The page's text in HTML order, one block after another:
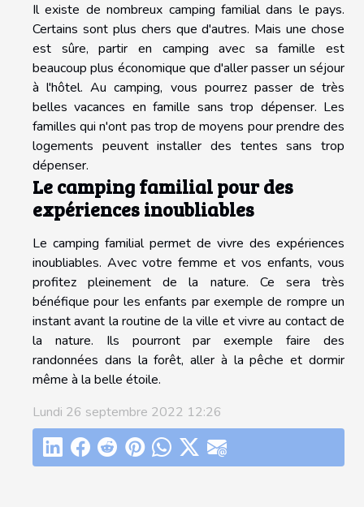
Il existe de nombreux camping familial dans le pays.
Certains sont plus chers que d'autres. Mais une chose
est sûre, partir en camping avec sa famille est
beaucoup plus économique que d'aller passer un séjour
à l'hôtel. Au camping, vous pourrez passer de très
belles vacances en famille sans trop dépenser. Les
familles qui n'ont pas trop de moyens pour prendre des
logements peuvent installer des tentes sans trop
dépenser.
Le camping familial pour des
expériences inoubliables
Le camping familial permet de vivre des expériences
inoubliables. Avec votre femme et vos enfants, vous
profitez pleinement de la nature. Ce sera très
bénéfique pour les enfants par exemple de rompre un
instant avant la routine de la ville et vivre au contact de
la nature. Ils pourront par exemple faire des
randonnées dans la forêt, aller à la pêche et dormir
même à la belle étoile.
Lundi 26 septembre 2022 12:26